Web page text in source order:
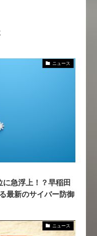
ニュース
急浮上！？早稲田
最新のサイバー防御
ニュース